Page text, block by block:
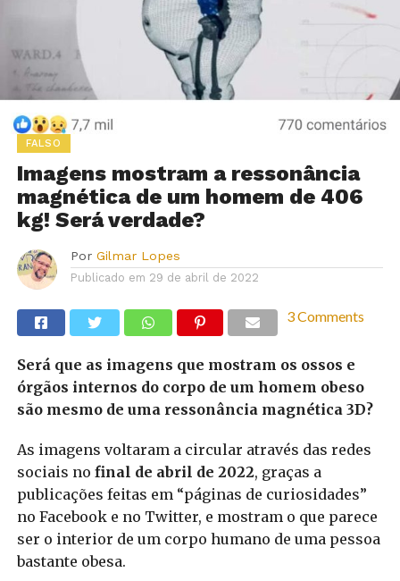
FALSO
Imagens mostram a ressonância
magnética de um homem de 406
kg! Será verdade?
Por Gilmar Lopes
Publicado em 29 de abril de 2022
3 Comments
Será que as imagens que mostram os ossos e
órgãos internos do corpo de um homem obeso
são mesmo de uma ressonância magnética 3D?
As imagens voltaram a circular através das redes
sociais no final de abril de 2022, graças a
publicações feitas em “páginas de curiosidades”
no Facebook e no Twitter, e mostram o que parece
ser o interior de um corpo humano de uma pessoa
bastante obesa.